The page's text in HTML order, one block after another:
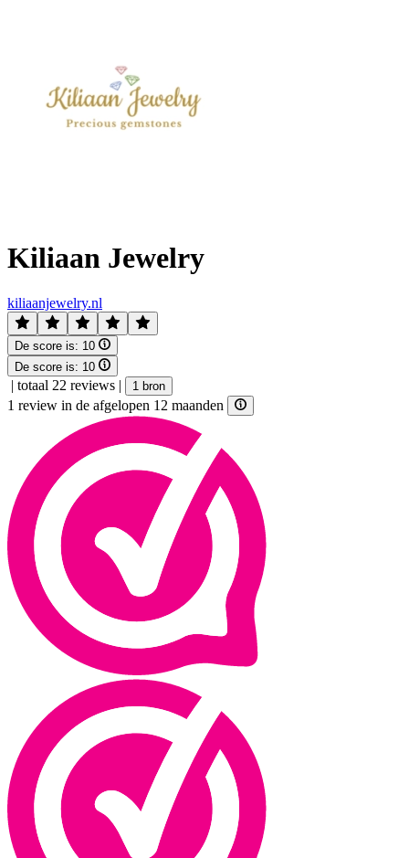
Kiliaan Jewelry
kiliaanjewelry.nl
De score is: 10
De score is: 10
| totaal 22 reviews | 1 bron
1 review in de afgelopen 12 maanden